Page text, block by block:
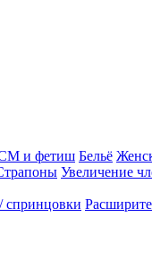
и фетиш Бельё
Увеличение